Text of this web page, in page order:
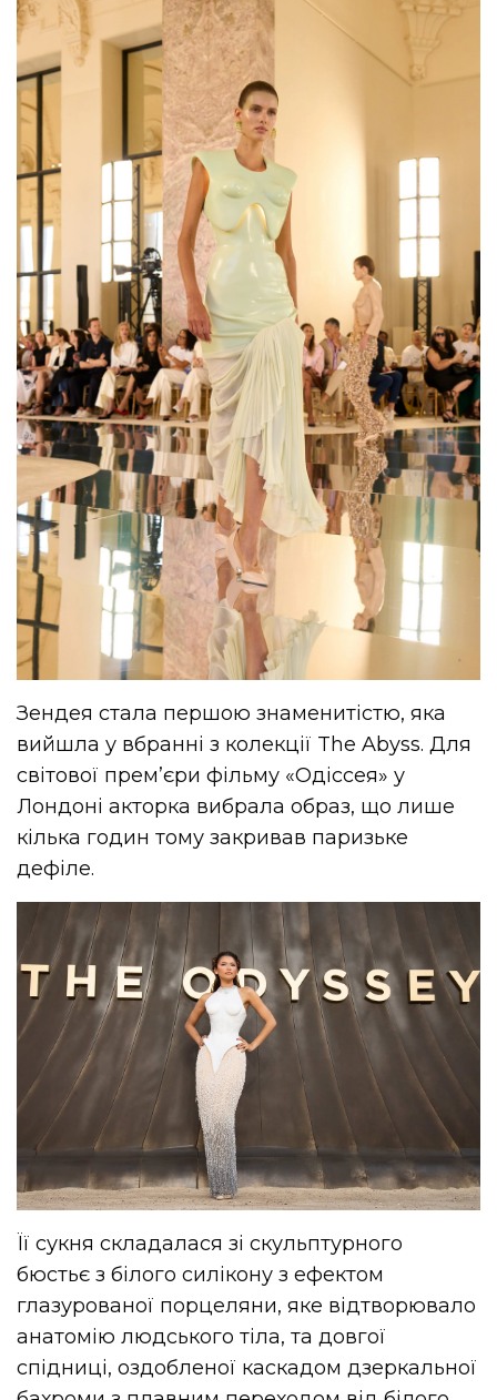
Зендея стала першою знаменитістю, яка
вийшла у вбранні з колекції The Abyss. Для
світової прем’єри фільму «Одіссея» у
Лондоні акторка вибрала образ, що лише
кілька годин тому закривав паризьке
дефіле.
Її сукня складалася зі скульптурного
бюстьє з білого силікону з ефектом
глазурованої порцеляни, яке відтворювало
анатомію людського тіла, та довгої
спідниці, оздобленої каскадом дзеркальної